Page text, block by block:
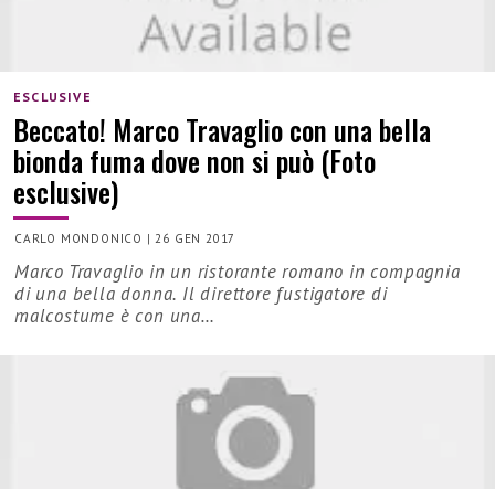
ESCLUSIVE
Beccato! Marco Travaglio con una bella
bionda fuma dove non si può (Foto
esclusive)
CARLO MONDONICO |26 GEN 2017
Marco Travaglio in un ristorante romano in compagnia
di una bella donna. Il direttore fustigatore di
malcostume è con una…